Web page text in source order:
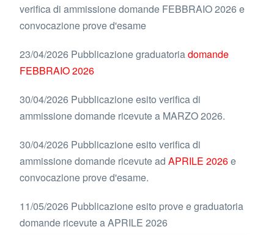
verifica di ammissione domande FEBBRAIO 2026 e
convocazione prove d'esame
23/04/2026 Pubblicazione graduatoriadomande
FEBBRAIO 2026
30/04/2026 Pubblicazione esito verifica di
ammissione domande ricevute a MARZO 2026.
30/04/2026 Pubblicazione esito verifica di
ammissione domande ricevute ad APRILE 2026e
convocazione prove d'esame.
11/05/2026 Pubblicazione esito prove e graduatoria
domande ricevute a APRILE 2026